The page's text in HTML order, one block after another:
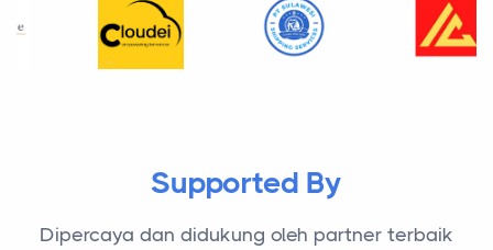
Supported By
Dipercaya dan didukung oleh partner terbaik